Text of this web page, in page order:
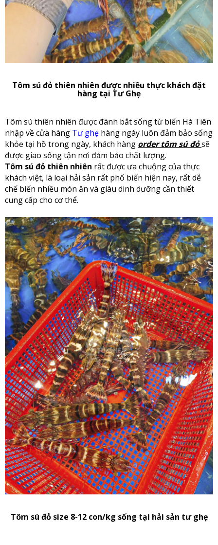
Tôm sú đỏ thiên nhiên được nhiều thực khách đặt
hàng tại Tư Ghẹ
Tôm sú thiên nhiên được đánh bắt sống từ biển Hà Tiên
nhập về cửa hàng Tư ghẹ hàng ngày luôn đảm bảo sống
khỏe tại hồ trong ngày, khách hàng order tôm sú đỏsẽ
được giao sống tận nơi đảm bảo chất lượng.
Tôm sú đỏ thiên nhiên rất được ưa chuộng của thực
khách việt, là loại hải sản rất phổ biến hiện nay, rất dễ
chế biến nhiều món ăn và giàu dinh dưỡng cần thiết
cung cấp cho cơ thể.
Tôm sú đỏ size 8-12 con/kg sống tại hải sản tư ghẹ